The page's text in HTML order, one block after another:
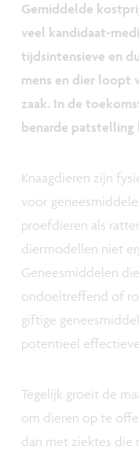
Gemiddelde
veel kandidaat-
tijdsintensieve en
mens en dier loopt
zaak. In de
benarde patstelling
Knaagdieren zijn
voor
proefdieren als
diermodellen niet
Geneesmiddelen
ondoeltreffend of
giftige
potentieel
Tegelijk groeit de
om dieren op te
dan met ziektes die